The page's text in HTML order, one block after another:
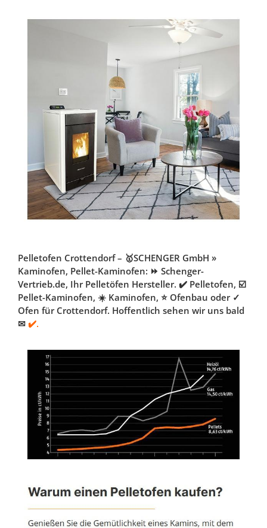
Pelletofen Crottendorf – 🥇SCHENGER GmbH »
Kaminofen, Pellet-Kaminofen: ⏩ Schenger-
Vertrieb.de, Ihr Pelletöfen Hersteller. ✔️ Pelletofen, ☑️
Pellet-Kaminofen, ☀️ Kaminofen, ⭐ Ofenbau oder ✓
Ofen für Crottendorf. Hoffentlich sehen wir uns bald
✉ ✔️.